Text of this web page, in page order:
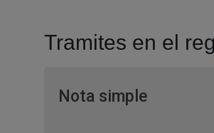
Tramites en el
Nota simpleVentana